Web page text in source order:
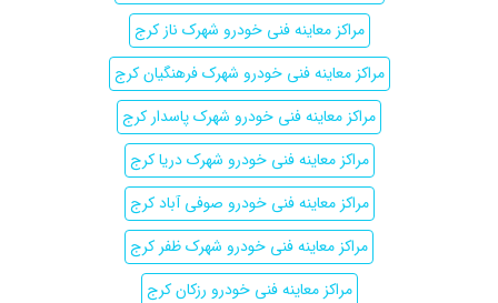
مراکز معاینه فنی خودرو شهرک ناز کرج
مراکز معاینه فنی خودرو شهرک فرهنگیان کرج
مراکز معاینه فنی خودرو شهرک پاسدار کرج
مراکز معاینه فنی خودرو شهرک دریا کرج
مراکز معاینه فنی خودرو صوفی آباد کرج
مراکز معاینه فنی خودرو شهرک ظفر کرج
مراکز معاینه فنی خودرو رزکان کرج